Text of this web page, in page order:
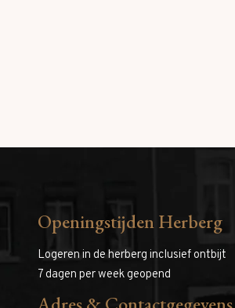
Openingstijden Herberg
Logeren in de herberg inclusief ontbijt
7 dagen per week geopend